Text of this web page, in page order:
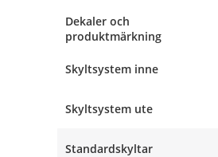
Dekaler och
produktmärkning
Skyltsystem inne
Skyltsystem ute
Standardskyltar